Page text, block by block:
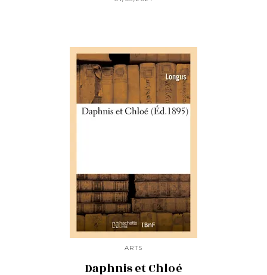
ARTS
Daphnis et Chloé